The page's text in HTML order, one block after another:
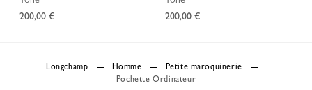
200,00 €
200,00 €
Longchamp Homme
Petite maroquinerie
Pochette Ordinateur